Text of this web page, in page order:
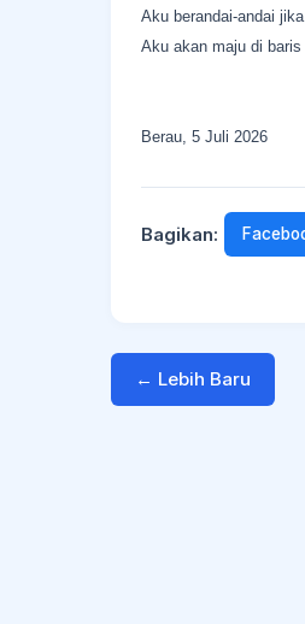
Aku berandai-andai
Aku akan maju di
Berau, 5 Juli 2026
Bagikan:
← Lebih Baru